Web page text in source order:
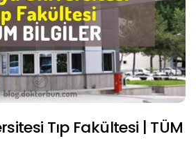
Tıp Fakültesi | TÜM